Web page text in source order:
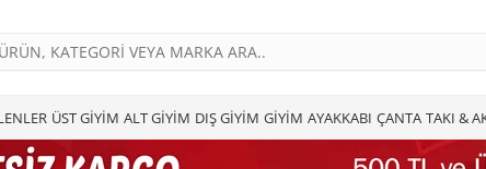
ÜST GİYİM ALT GİYİM DIŞ GİYİM GİYİM AYAKKABI ÇANTA TAKI &